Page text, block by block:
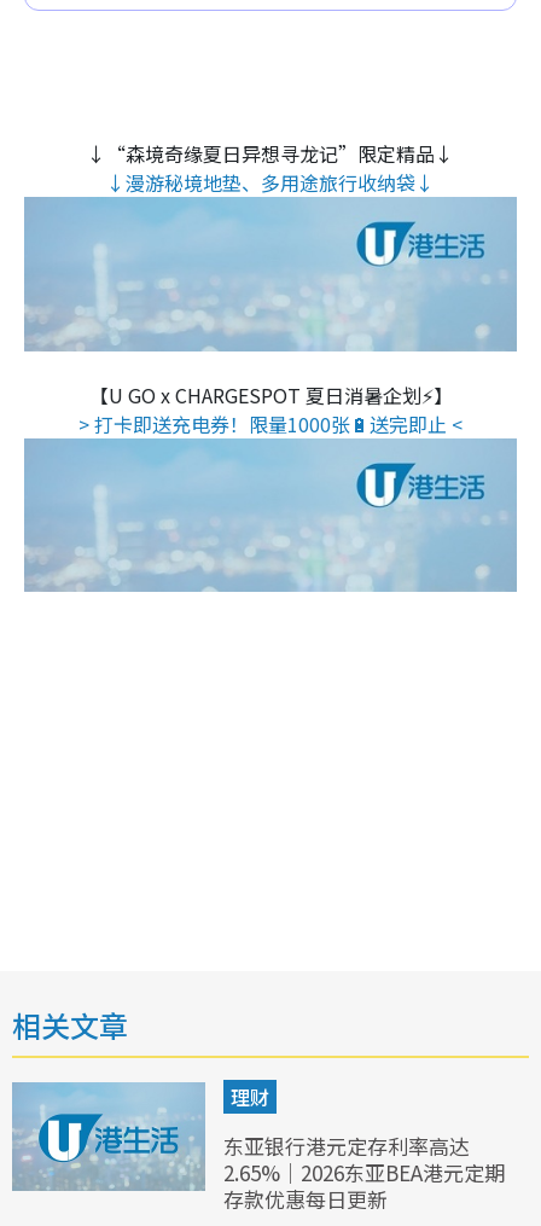
↓“森境奇缘夏日异想寻龙记”限定精品↓
↓漫游秘境地垫、多用途旅行收纳袋↓
【U GO x CHARGESPOT 夏日消暑企划⚡】
> 打卡即送充电券！限量1000张🔋送完即止 <
相关文章
理财
东亚银行港元定存利率高达
2.65%｜2026东亚BEA港元定期
存款优惠每日更新